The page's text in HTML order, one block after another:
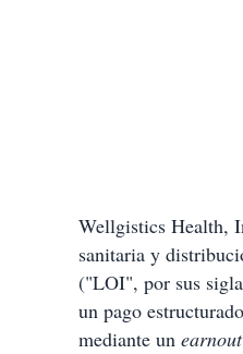
Wellgistics Health,
sanitaria y
("LOI", por sus
un pago
mediante un earnout